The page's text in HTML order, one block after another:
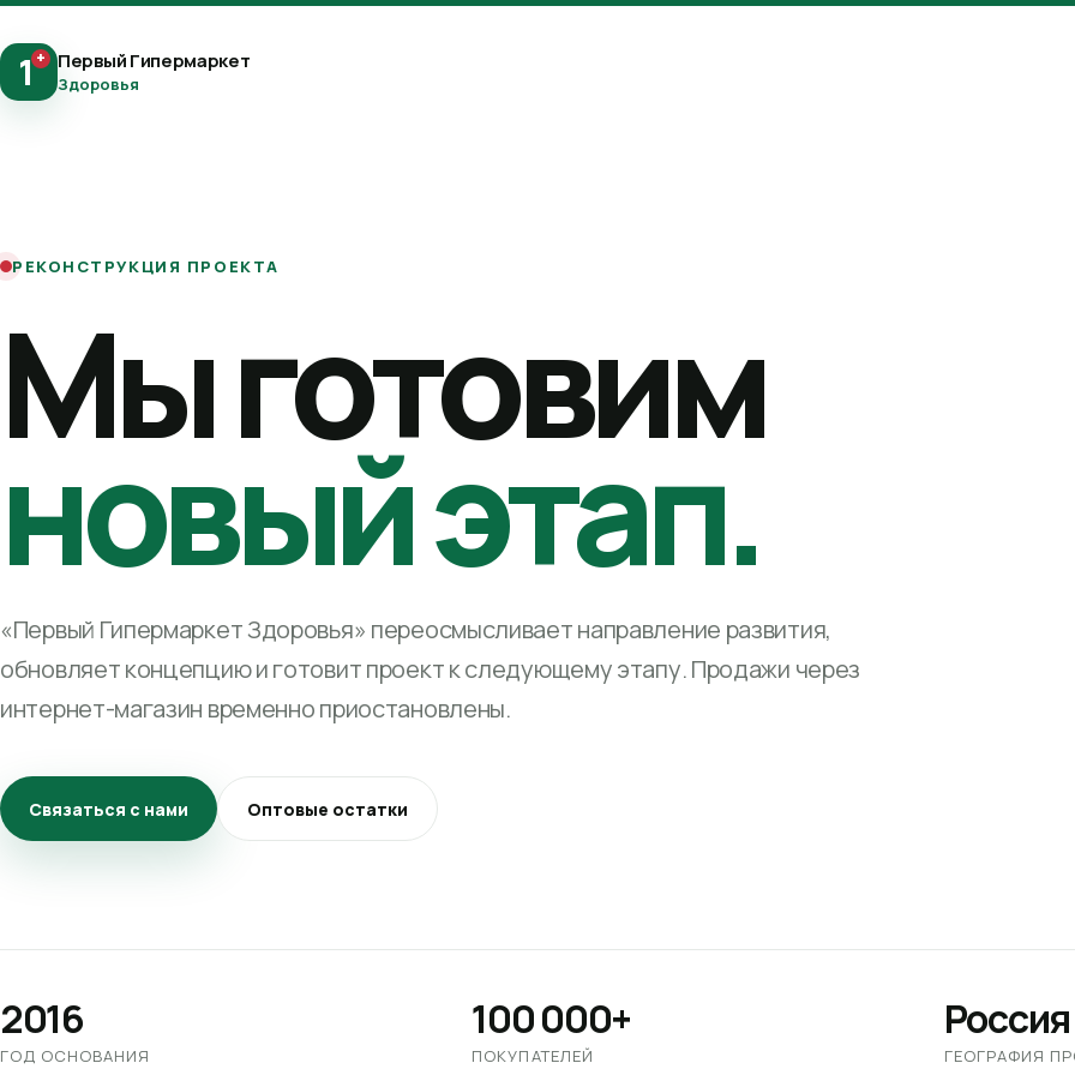
1+ Первый Гипермаркет
Здоровья
РЕКОНСТРУКЦИЯ ПРОЕКТА
Мы готовим
новый этап.
«Первый Гипермаркет Здоровья» переосмысливает направление развития,
обновляет концепцию и готовит проект к следующему этапу. Продажи через
интернет-магазин временно приостановлены.
Связаться с нами Оптовые остатки
2016
ГОД ОСНОВАНИЯ
100 000+
ПОКУПАТЕЛЕЙ
Россия
ГЕОГРАФИЯ